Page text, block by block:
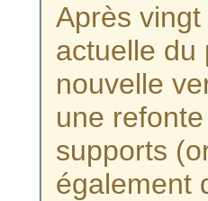
Après
actuelle du
nouvelle
une
supports
également